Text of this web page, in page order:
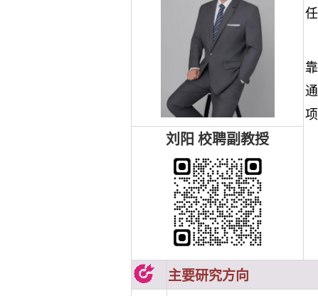
刘阳 校聘副教授
主要研究方向